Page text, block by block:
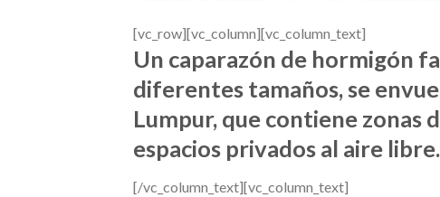
[vc_row][vc_column][vc_column_text]
Un caparazón de hormigón
diferentes tamaños, se
Lumpur, que contiene zonas
espacios privados al aire libre.
[/vc_column_text][vc_column_text]